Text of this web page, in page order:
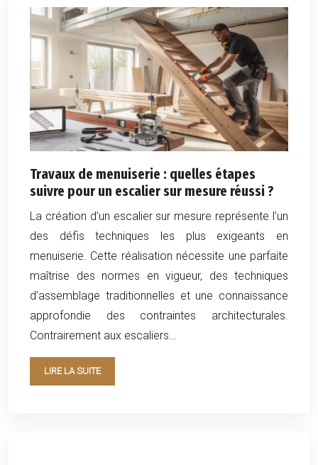
Travaux de menuiserie : quelles étapes
suivre pour un escalier sur mesure réussi ?
La création d’un escalier sur mesure représente l’un
des défis techniques les plus exigeants en
menuiserie. Cette réalisation nécessite une parfaite
maîtrise des normes en vigueur, des techniques
d’assemblage traditionnelles et une connaissance
approfondie des contraintes architecturales.
Contrairement aux escaliers…
LIRE LA SUITE